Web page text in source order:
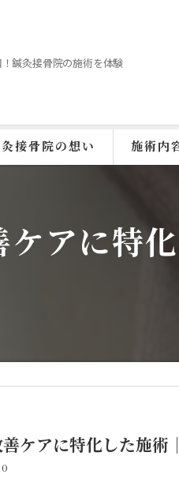
鍼灸接骨院の施術を体験
接骨院の想い 施術内
ケアに特
ケアに特化した施術